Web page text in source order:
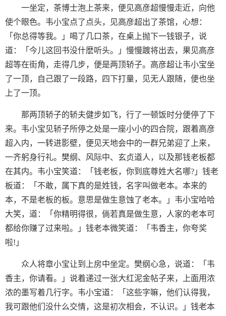
一坐定，茶博士泡上茶来，便见高彦超慢慢走近，向他
使个眼色。韦小宝点了点头，见高彦超出了茶馆，心想：
「你总得等我。」喝了几口茶，在桌上抛下一钱银子，说
道：「今儿这回书没什麽听头。」慢慢踱将出去，果见高彦
超等在街角，走得几步，便是两顶轿子。高彦超让韦小宝坐
了一顶，自己跟了一段路，四下打量，见无人跟随，便也坐
上了一顶。
那两顶轿子的轿夫健步如飞，行了一顿饭时分便停了下
来。韦小宝见轿子所停之处是一座小小的四合院，跟着高彦
超入内，一转进影壁，便见天地会中的一群兄弟迎了上来，
一齐躬身行礼。樊纲、风际中、玄贞道人，以及那钱老板都
在其内。韦小宝笑道：「钱老板，你到底尊姓大名哪?」钱老
板道：「不敢，属下真的是姓钱，名字叫做老本。本来的
本，不是老板的板。意思是做生意蚀了老本。」韦小宝哈哈
大笑，道：「你精明得很，倘若真是做生意，人家的老本可
都给你赚了过来啦。」钱老本微笑道：「韦香主，你夸奖
啦!」
众人将章小宝让到上房中坐定。樊纲心急，说道：「韦
香主，你请看。」说着递过一张大红泥金帖子来，上面用浓
浓的墨写着几行字。韦小宝道：「这些字嘛，他们认得我，
我可跟他们没什么交情，这是初次相会，不认识。」钱老本